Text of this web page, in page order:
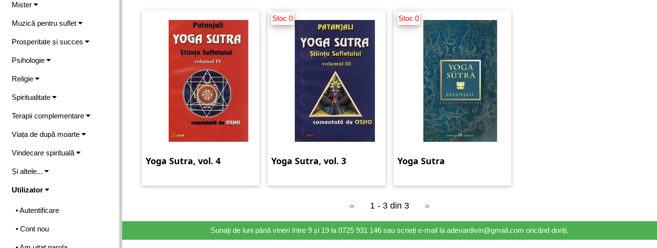
Mister
Muzică pentru suflet
Prosperitate și succes
Psihologie
Religie
Spiritualitate
Terapii complementare
Viața de după moarte
Vindecare spirituală
Și altele...
Utilizator
• Autentificare
• Cont nou
Yoga Sutra, vol. 4
Stoc 0
Yoga Sutra, vol. 3
Stoc 0
Yoga Sutra
« 1 - 3 din 3 »
Sunați de luni până vineri între 9 și 19 la 0725 931 146 sau scrieți e-mail la adevardivin@gmail.com oricând doriți.